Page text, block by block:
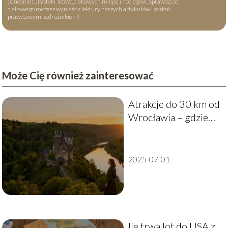
ciekawego możesz wynieść z lektury naszych artykułów i zostań
prawdziwym podróżnikiem!
Może Cię również zainteresować
Atrakcje do 30 km od
Wrocławia – gdzie
2025-07-01